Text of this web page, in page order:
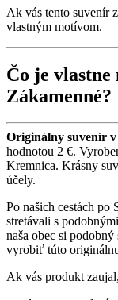
Ak vás tento suvenír
vlastným motívom.
Čo je vlastne
Zákamenné?
Originálny suvenír
hodnotou 2 €.
Kremnica. Krásny
účely.
Po našich cestách po
stretávali s
naša obec si
vyrobiť túto
Ak vás produkt